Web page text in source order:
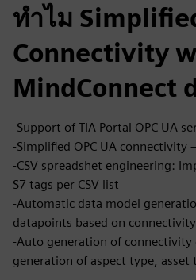
ทำไม
Connectivity
MindConnect
-Support of TIA Portal OPC UA
-Simplified OPC UA connectivity
-CSV spreadshet engineering:
S7 tags per CSV list
-Automatic data model
datapoints based on
-Auto generation of
generation of aspect type, asset